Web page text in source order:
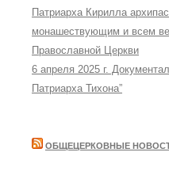
Патриарха Кирилла
монашествующим и всем
Православной Церкви
6 апреля 2025 г.
Патриарха Тихона”
ОБЩЕЦЕРКОВНЫЕ